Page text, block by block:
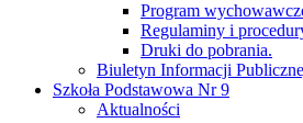
Program
Regulaminy i
Druki do pobrania.
Biuletyn Informacji
Szkoła Podstawowa Nr 9
Aktualności